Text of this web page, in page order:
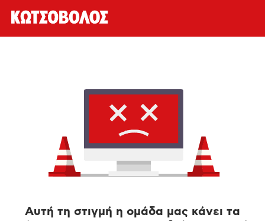
Αυτή τη στιγμή η ομάδα μας κάνει τα